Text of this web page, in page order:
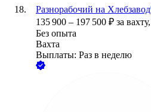
Разнорабочий на Хлебзавод
135 900 – 197 500 ₽ за вахту,
Без опыта
Вахта
Выплаты: Раз в неделю